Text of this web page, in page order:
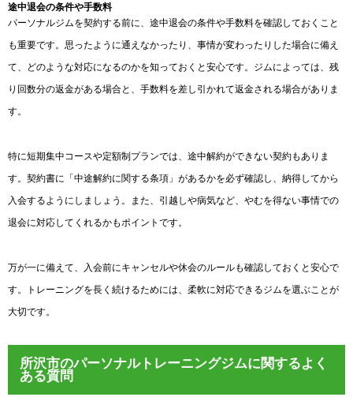
途中退会の条件や手数料
パーソナルジムを契約する前に、途中退会の条件や手数料を確認しておくこと
も重要です。思ったように通えなかったり、事情が変わったりした場合に備え
て、どのような対応になるのかを知っておくと安心です。ジムによっては、残
り回数分の返金がある場合と、手数料を差し引かれて返金される場合がありま
す。
特に短期集中コースや定額制プランでは、途中解約ができない契約もありま
す。契約書に「中途解約に関する条項」があるかを必ず確認し、納得してから
入会するようにしましょう。また、引越しや病気など、やむを得ない事情での
退会に対応してくれるかもポイントです。
万が一に備えて、入会前にキャンセルや休会のルールも確認しておくと安心で
す。トレーニングを長く続けるためには、柔軟に対応できるジムを選ぶことが
大切です。
所沢市のパーソナルトレーニングジムに関するよく
ある質問